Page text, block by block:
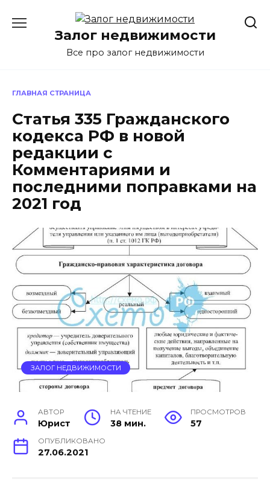
содержаниюЗалог недвижимости
Все про залог недвижимости
ГЛАВНАЯ СТРАНИЦА
Статья 335 Гражданского
кодекса РФ в новой
редакции с
Комментариями и
последними поправками на
2021 год
ЗАЛОГ НЕДВИЖИМОСТИ
АВТОР
Юрист
НА ЧТЕНИЕ
38 мин.
ПРОСМОТРОВ
57
ОПУБЛИКОВАНО
27.06.2021